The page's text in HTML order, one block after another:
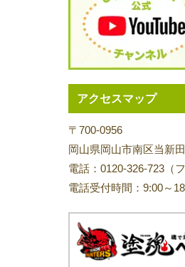
アクセスマップ
〒700-0956
岡山県岡山市南区当新
電話：0120-326-723（
電話受付時間：9:00～